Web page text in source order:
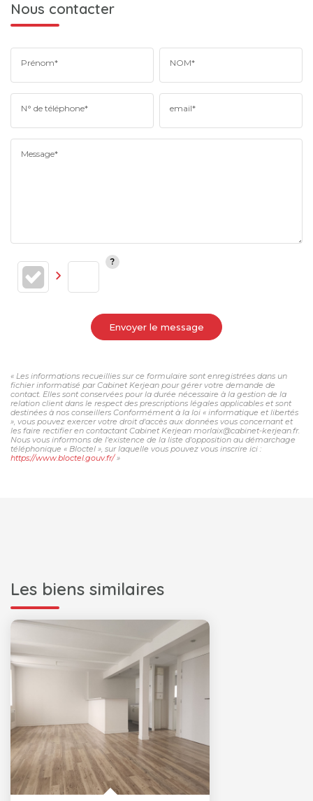
Nous contacter
Prénom* NOM*
N° de téléphone* email*
Message*
Envoyer le message
« Les informations recueillies sur ce formulaire sont enregistrées dans un
fichier informatisé par Cabinet Kerjean pour gérer votre demande de
contact. Elles sont conservées pour la durée nécessaire à la gestion de la
relation client dans le respect des prescriptions légales applicables et sont
destinées à nos conseillers Conformément à la loi « informatique et libertés
», vous pouvez exercer votre droit d'accès aux données vous concernant et
les faire rectifier en contactant Cabinet Kerjean morlaix@cabinet-kerjean.fr.
Nous vous informons de l'existence de la liste d'opposition au démarchage
téléphonique « Bloctel », sur laquelle vous pouvez vous inscrire ici :
https://www.bloctel.gouv.fr/»
Les biens similaires